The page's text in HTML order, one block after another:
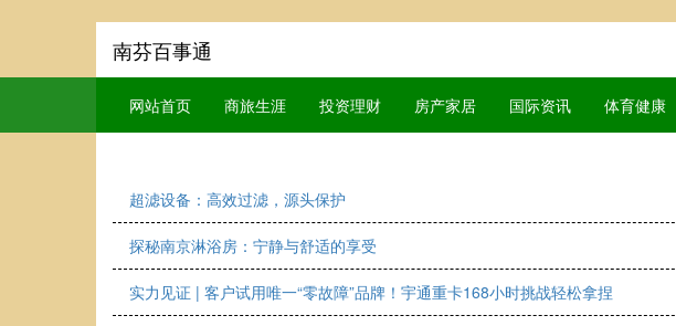
南芬百事通
网站首页 商旅生涯 投资理财 房产家居 国际资讯 体育健康
超滤设备：高效过滤，源头保护
探秘南京淋浴房：宁静与舒适的享受
实力见证 | 客户试用唯一“零故障”品牌！宇通重卡168小时挑战轻松拿捏